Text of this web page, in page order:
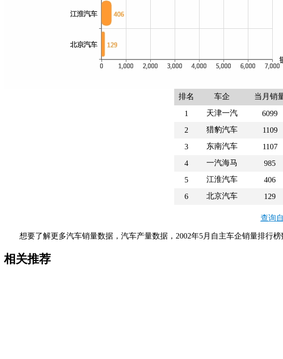
排名 车企 当月销
1 天津一汽 6099
2
猎豹汽车 1109
3
东南汽车 1107
4
一汽海马 985
5
江淮汽车 406
6
北京汽车 129
查询
想要了解更多汽车销量数据，汽车产量数据，2002年5月自主车企销量排行
相关推荐